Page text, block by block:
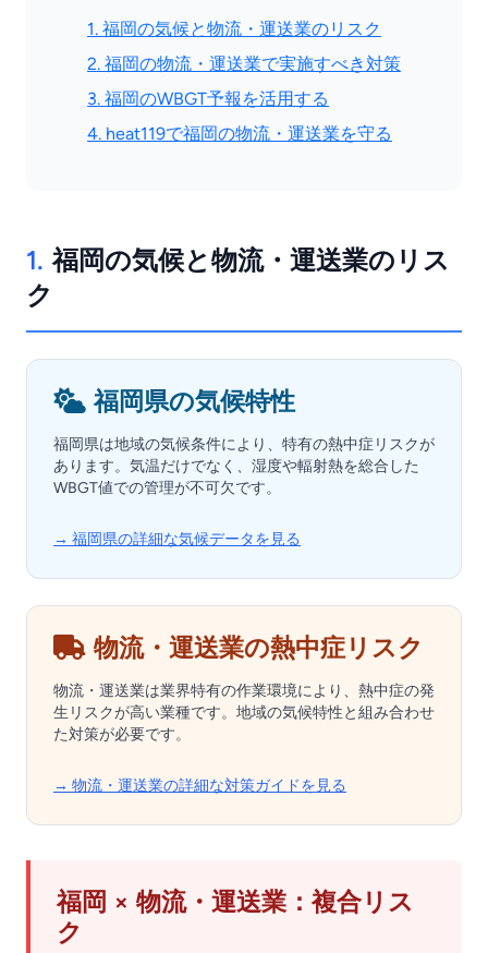
1. 福岡の気候と物流・運送業のリスク
2. 福岡の物流・運送業で実施すべき対策
3. 福岡のWBGT予報を活用する
4. heat119で福岡の物流・運送業を守る
1. 福岡の気候と物流・運送業のリス
ク
福岡県の気候特性
福岡県は地域の気候条件により、特有の熱中症リスクが
あります。気温だけでなく、湿度や輻射熱を総合した
WBGT値での管理が不可欠です。
→ 福岡県の詳細な気候データを見る
物流・運送業の熱中症リスク
物流・運送業は業界特有の作業環境により、熱中症の発
生リスクが高い業種です。地域の気候特性と組み合わせ
た対策が必要です。
→ 物流・運送業の詳細な対策ガイドを見る
福岡 × 物流・運送業：複合リス
ク